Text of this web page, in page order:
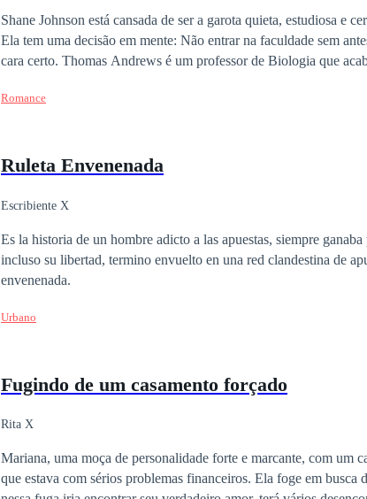
Shane Johnson está cansada de ser a garota quieta, estudiosa e
Ela tem uma decisão em mente: Não entrar na faculdade sem
cara certo. Thomas Andrews é um professor de Biologia que acaba de entrar em suas tão sonhadas férias logo
caminho dos dois se cruzam e Shane fará uma proposta no
Romance
Ruleta Envenenada
Escribiente X
Es la historia de un hombre adicto a las apuestas, siempre
incluso su libertad, termino envuelto en una red clandestina de
envenenada.
Urbano
Fugindo de um casamento forçado
Rita X
Mariana, uma moça de personalidade forte e marcante, com um
que estava com sérios problemas financeiros. Ela foge em busca